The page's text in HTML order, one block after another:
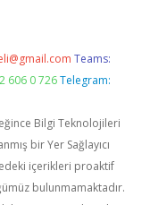
Teams:
606 0 726 Telegram:
Bilgi Teknolojileri
bir Yer Sağlayıcı
içerikleri proaktif
bulunmamaktadır.